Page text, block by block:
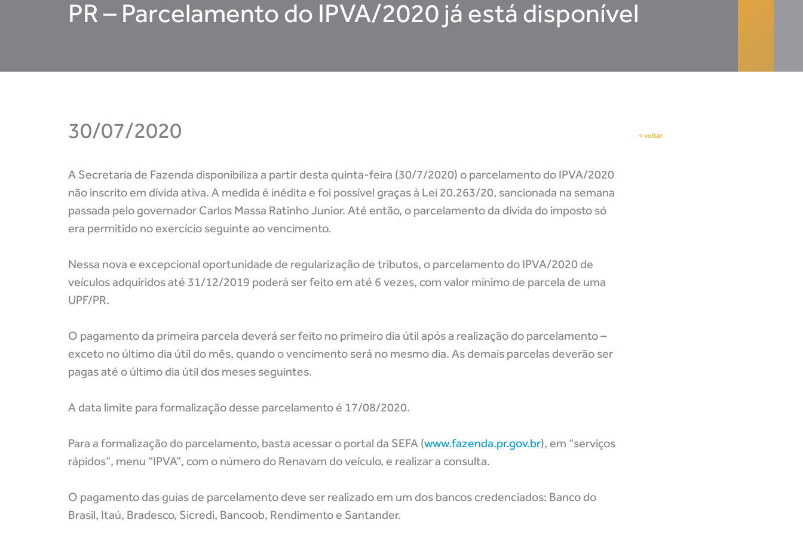
PR – Parcelamento do IPVA/2020 já está disponível
30/07/2020
A Secretaria de Fazenda disponibiliza a partir desta quinta-feira (30/7/2020) o parcelamento do IPVA/2020
não inscrito em dívida ativa. A medida é inédita e foi possível graças à Lei 20.263/20, sancionada na semana
passada pelo governador Carlos Massa Ratinho Junior. Até então, o parcelamento da dívida do imposto só
era permitido no exercício seguinte ao vencimento.
Nessa nova e excepcional oportunidade de regularização de tributos, o parcelamento do IPVA/2020 de
veículos adquiridos até 31/12/2019 poderá ser feito em até 6 vezes, com valor mínimo de parcela de uma
UPF/PR.
O pagamento da primeira parcela deverá ser feito no primeiro dia útil após a realização do parcelamento –
exceto no último dia útil do mês, quando o vencimento será no mesmo dia. As demais parcelas deverão ser
pagas até o último dia útil dos meses seguintes.
A data limite para formalização desse parcelamento é 17/08/2020.
Para a formalização do parcelamento, basta acessar o portal da SEFA (www.fazenda.pr.gov.br), em “serviços
rápidos”, menu “IPVA”, com o número do Renavam do veículo, e realizar a consulta.
O pagamento das guias de parcelamento deve ser realizado em um dos bancos credenciados: Banco do
Brasil, Itaú, Bradesco, Sicredi, Bancoob, Rendimento e Santander.
< voltar